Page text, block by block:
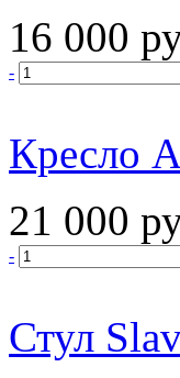
16 000
-
Кресло
21 000
-
Стул